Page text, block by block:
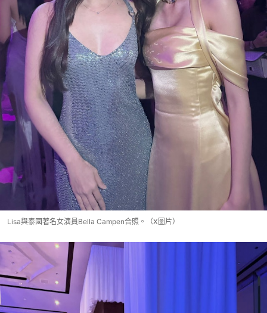
Lisa與泰國著名女演員Bella Campen合照。（X圖片）